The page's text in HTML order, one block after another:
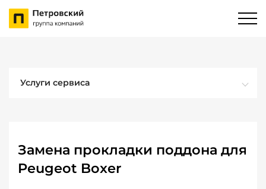
Услуги сервиса
Замена прокладки поддона для
Peugeot Boxer